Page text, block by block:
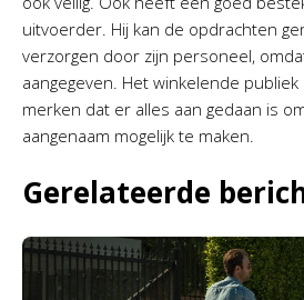
uitvoerder. Hij kan de opdrachten
verzorgen door zijn personeel,
aangegeven. Het winkelende
merken dat er alles aan gedaan is
aangenaam mogelijk te maken.
Gerelateerde